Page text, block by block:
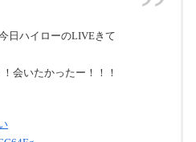
日ハイローのLIVEきて
会いたかったー！！！